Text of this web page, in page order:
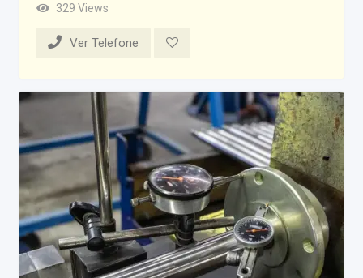
329 Views
Ver Telefone